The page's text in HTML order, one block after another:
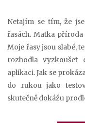
Netajím se tím, že
řasách. Matka
Moje řasy jsou slabé,
rozhodla vyzkoušet
aplikaci. Jak se
do rukou jako
skutečně dokážu